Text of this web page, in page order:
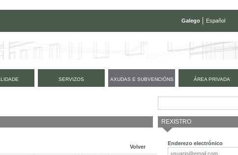
Galego Español
SERVIZOS AXUDAS E SUBVENCIÓNS ÁREA PRIVADA
Volver
REXISTRO
Enderezo electrónico